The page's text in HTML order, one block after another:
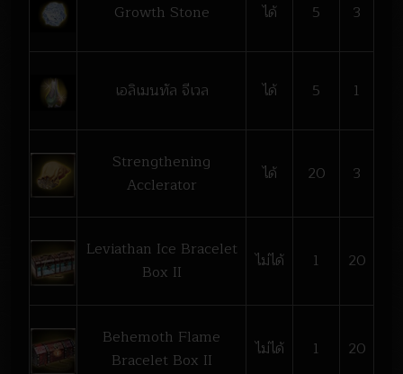
Growth Stone ได้ 5 3
เอลิเมนทัล จีเวล ได้ 5 1
Strengthening
Acclerator
ได้ 20 3
Leviathan Ice Bracelet
Box II
ไม่ได้ 1 20
Behemoth Flame
Bracelet Box II
ไม่ได้ 1 20